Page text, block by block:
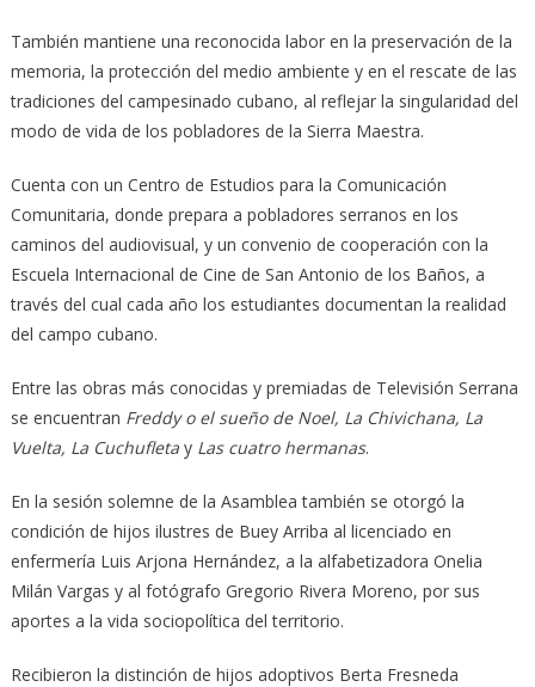
También mantiene una reconocida labor en la preservación de la
memoria, la protección del medio ambiente y en el rescate de las
tradiciones del campesinado cubano, al reflejar la singularidad del
modo de vida de los pobladores de la Sierra Maestra.
Cuenta con un Centro de Estudios para la Comunicación
Comunitaria, donde prepara a pobladores serranos en los
caminos del audiovisual, y un convenio de cooperación con la
Escuela Internacional de Cine de San Antonio de los Baños, a
través del cual cada año los estudiantes documentan la realidad
del campo cubano.
Entre las obras más conocidas y premiadas de Televisión Serrana
se encuentran Freddy o el sueño de Noel, La Chivichana, La
Vuelta, La Cuchufletay Las cuatro hermanas.
En la sesión solemne de la Asamblea también se otorgó la
condición de hijos ilustres de Buey Arriba al licenciado en
enfermería Luis Arjona Hernández, a la alfabetizadora Onelia
Milán Vargas y al fotógrafo Gregorio Rivera Moreno, por sus
aportes a la vida sociopolítica del territorio.
Recibieron la distinción de hijos adoptivos Berta Fresneda